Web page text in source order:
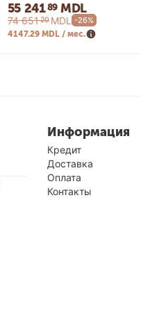
55 24189 MDL
74 65120 MDL
-26%
4147.29 MDL / мес.
Информация
Кредит
Доставка
Оплата
Контакты